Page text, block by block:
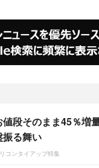
値段そのまま45％増
振る舞い
コンタイアップ特集